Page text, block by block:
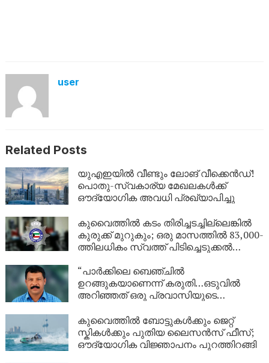
user
Related Posts
യുഎഇയിൽ വീണ്ടും ലോങ് വീക്കെൻഡ്!
പൊതു-സ്വകാര്യ മേഖലകൾക്ക്
ഔദ്യോഗിക അവധി പ്രഖ്യാപിച്ചു
കുവൈത്തിൽ കടം തിരിച്ചടച്ചില്ലെങ്കിൽ
കുരുക്ക് മുറുകും; ഒരു മാസത്തിൽ 83,000-
ത്തിലധികം സ്വത്ത് പിടിച്ചെടുക്കൽ
“പാർക്കിലെ ബെഞ്ചിൽ
ഉറങ്ങുകയാണെന്ന് കരുതി…ഒടുവിൽ
അറിഞ്ഞത് ഒരു പ്രവാസിയുടെ
യുഎഇയിലെ തെരുവിൽ; ‘വാപ്പയെ
കാണണം’ എന്ന് കണ്ണീരോടെ മകൾ
കുവൈത്തിൽ ബോട്ടുകൾക്കും ജെറ്റ്
സ്കികൾക്കും പുതിയ ലൈസൻസ് ഫീസ്;
ഔദ്യോഗിക വിജ്ഞാപനം പുറത്തിറങ്ങി